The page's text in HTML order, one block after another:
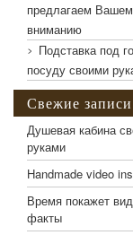
предлагаем
вниманию
Подставка под
посуду своими
Свежие записи
Душевая кабина
руками
Handmade video
Время покажет
факты